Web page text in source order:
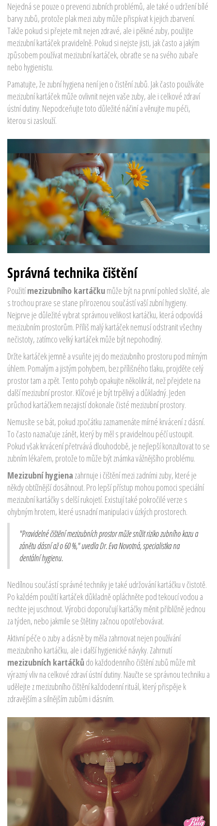
Nejedná se pouze o prevenci zubních problémů, ale také o udržení bílé
barvy zubů, protože plak mezi zuby může přispívat k jejich zbarvení.
Takže pokud si přejete mít nejen zdravé, ale i pěkné zuby, použijte
mezizubní kartáček pravidelně. Pokud si nejste jisti, jak často a jakým
způsobem používat mezizubní kartáček, obraťte se na svého zubaře
nebo hygienistu.
Pamatujte, že zubní hygiena není jen o čistění zubů. Jak často používáte
mezizubní kartáček může ovlivnit nejen vaše zuby, ale i celkové zdraví
ústní dutiny. Nepodceňujte toto důležité náčiní a věnujte mu péči,
kterou si zaslouží.
Správná technika čištění
Použitímezizubního kartáčkumůže být na první pohled složité, ale
s trochou praxe se stane přirozenou součástí vaší zubní hygieny.
Nejprve je důležité vybrat správnou velikost kartáčku, která odpovídá
mezizubním prostorům. Příliš malý kartáček nemusí odstranit všechny
nečistoty, zatímco velký kartáček může být nepohodlný.
Držte kartáček jemně a vsuňte jej do mezizubního prostoru pod mírným
úhlem. Pomalým a jistým pohybem, bez přílišného tlaku, projděte celý
prostor tam a zpět. Tento pohyb opakujte několikrát, než přejdete na
další mezizubní prostor. Klíčové je být trpělivý a důkladný. Jeden
průchod kartáčkem nezajistí dokonale čisté mezizubní prostory.
Nemusíte se bát, pokud zpočátku zaznamenáte mírné krvácení z dásní.
To často naznačuje zánět, který by měl s pravidelnou péčí ustoupit.
Pokud však krvácení přetrvává dlouhodobě, je nejlepší konzultovat to se
zubním lékařem, protože to může být známka vážnějšího problému.
Mezizubní hygiena zahrnuje i čištění mezi zadními zuby, které je
někdy obtížnější dosáhnout. Pro lepší přístup mohou pomoci speciální
mezizubní kartáčky s delší rukojetí. Existují také pokročilé verze s
ohybným hrotem, které usnadní manipulaci v úzkých prostorech.
"Pravidelné čištění mezizubních prostor může snížit riziko zubního kazu a
zánětu dásní až o 60 %," uvedla Dr. Eva Novotná, specialistka na
dentální hygienu.
Nedílnou součástí správné techniky je také udržování kartáčku v čistotě.
Po každém použití kartáček důkladně opláchněte pod tekoucí vodou a
nechte jej uschnout. Výrobci doporučují kartáčky měnit přibližně jednou
za týden, nebo jakmile se štětiny začnou opotřebovávat.
Aktivní péče o zuby a dásně by měla zahrnovat nejen používání
mezizubního kartáčku, ale i další hygienické návyky. Zahrnutí
mezizubních kartáčků do každodenního čištění zubů může mít
výrazný vliv na celkové zdraví ústní dutiny. Naučte se správnou techniku a
udělejte z mezizubního čištění každodenní rituál, který přispěje k
zdravějším a silnějším zubům i dásním.